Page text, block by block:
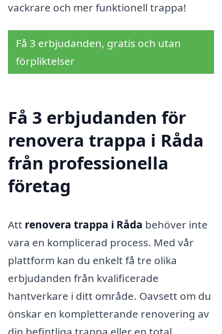
vackrare och mer funktionell trappa!
Få 3 erbjudanden, gratis och utan
förpliktelser
Få 3 erbjudanden för
renovera trappa i Råda
från professionella
företag
Att renovera trappa i Råda behöver inte
vara en komplicerad process. Med vår
plattform kan du enkelt få tre olika
erbjudanden från kvalificerade
hantverkare i ditt område. Oavsett om du
önskar en kompletterande renovering av